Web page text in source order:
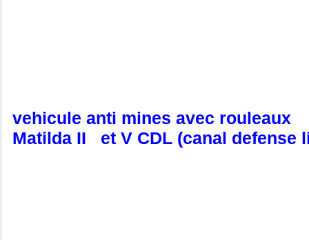
vehicule anti mines avec rouleaux
Matilda II et V CDL (canal defense